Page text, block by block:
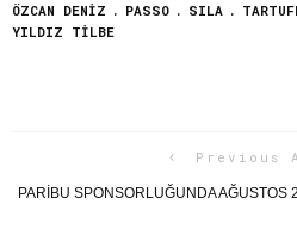
ÖZCAN DENIZ
PASSO SILA
YILDIZ TILBE
Previous
PARIBU SPONSORLUĞUNDA AĞUSTOS